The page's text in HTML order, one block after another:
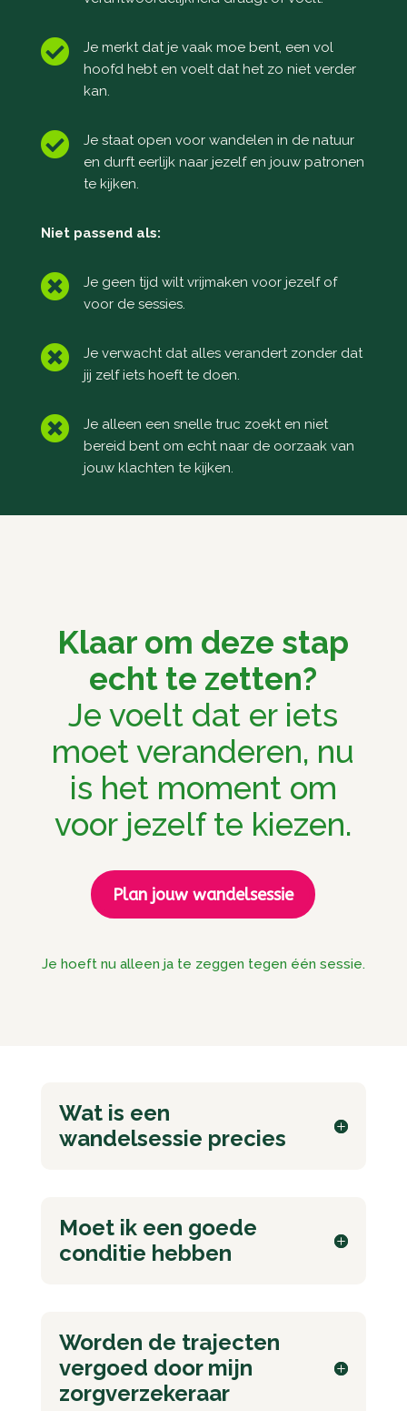

Je merkt dat je vaak moe bent, een vol
hoofd hebt en voelt dat het zo niet verder
kan.

Je staat open voor wandelen in de natuur
en durft eerlijk naar jezelf en jouw patronen
te kijken.
Niet passend als:

Je geen tijd wilt vrijmaken voor jezelf of
voor de sessies.

Je verwacht dat alles verandert zonder dat
jij zelf iets hoeft te doen.

Je alleen een snelle truc zoekt en niet
bereid bent om echt naar de oorzaak van
jouw klachten te kijken.
Klaar om deze stap
echt te zetten?
Je voelt dat er iets
moet veranderen, nu
is het moment om
voor jezelf te kiezen.
Plan jouw wandelsessie
Je hoeft nu alleen ja te zeggen tegen één sessie.
Wat is een
wandelsessie precies
Moet ik een goede
conditie hebben
Worden de trajecten
vergoed door mijn
zorgverzekeraar